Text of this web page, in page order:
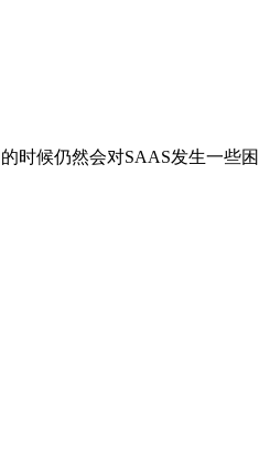
时候仍然会对SAAS发生一些困